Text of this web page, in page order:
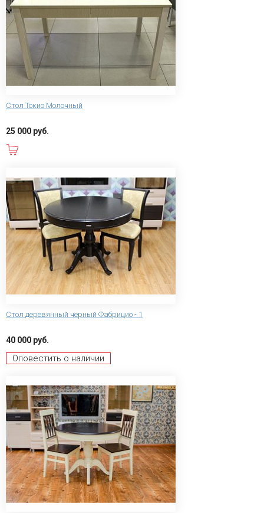
Стол Токио Молочный
25 000 руб.
Стол деревянный черный Фабрицио - 1
40 000 руб.
Оповестить о наличии